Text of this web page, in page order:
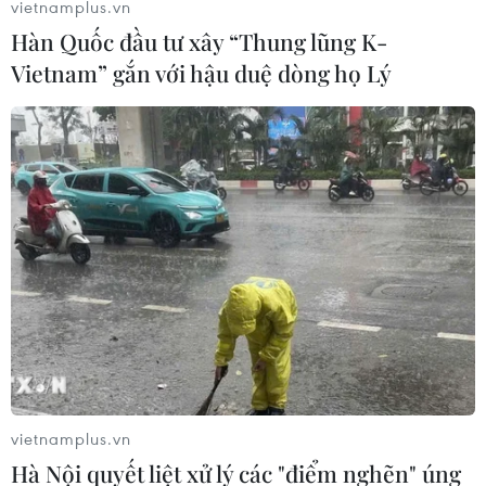
CƠ QUAN CHỦ QUẢN: THÔNG TẤN XÃ VIỆT NAM
Tổng Biên tập: TRẦN TIẾN DUẨN
Phó Tổng Biên tập: NGUYỄN THỊ TÁM, KHÚC THANH
THỦY
Sở hữu trí tuệ
Quy định sử dụng
RSS
Hỗ trợ
Ngôn ngữ
TTXVN
Dịch vụ tin
Quảng cáo
Liên hệ
vietnamplus.vn
Hàn Quốc đầu tư xây “Thung lũng K-
Vietnam” gắn với hậu duệ dòng họ Lý
vietnamplus.vn
Hà Nội quyết liệt xử lý các "điểm nghẽn" úng